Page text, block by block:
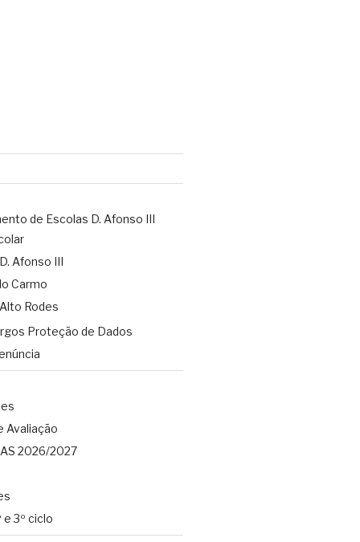
de Escolas D. Afonso III
Afonso III
Carmo
Rodes
Proteção de Dados
Avaliação
2026/2027
e 3º ciclo